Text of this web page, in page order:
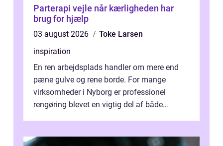
Parterapi vejle når kærligheden har
brug for hjælp
03 august 2026
Toke Larsen
inspiration
En ren arbejdsplads handler om mere end
pæne gulve og rene borde. For mange
virksomheder i Nyborg er professionel
rengøring blevet en vigtig del af både